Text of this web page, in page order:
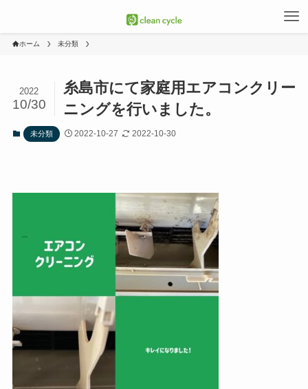
ホーム 未分類
糸島市にて家庭用エアコンクリー
ニングを行いました。
2022
10/30
未分類 2022-10-27 2022-10-30